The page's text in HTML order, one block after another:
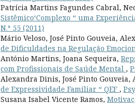
Patrícia Martins Fagundes Cabral,
Sistêmico‘Complexo “ uma
N.º 55 (2011)
Mário Veloso, José Pinto Gouveia,
de Dificuldades na Regulação
António Martins, Joana Sequeira,
com Profissionais de Saúde Mental ,
Alexandra Dinis, José Pinto Gouveia,
de Expressividade Familiar “ QEF ,
Susana Isabel Vicente Ramos,